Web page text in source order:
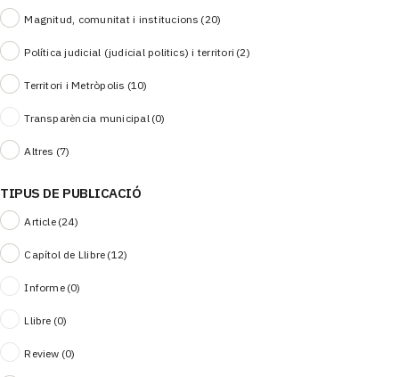
Magnitud, comunitat i institucions (20)
Política judicial (judicial politics) i territori (2)
Territori i Metròpolis (10)
Transparència municipal (0)
Altres (7)
TIPUS DE PUBLICACIÓ
Article (24)
Capítol de Llibre (12)
Informe (0)
Llibre (0)
Review (0)